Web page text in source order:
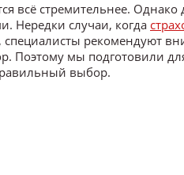
всё стремительнее.
Нередки случаи, когда
рекомендуют
Поэтому мы подготовили
выбор.